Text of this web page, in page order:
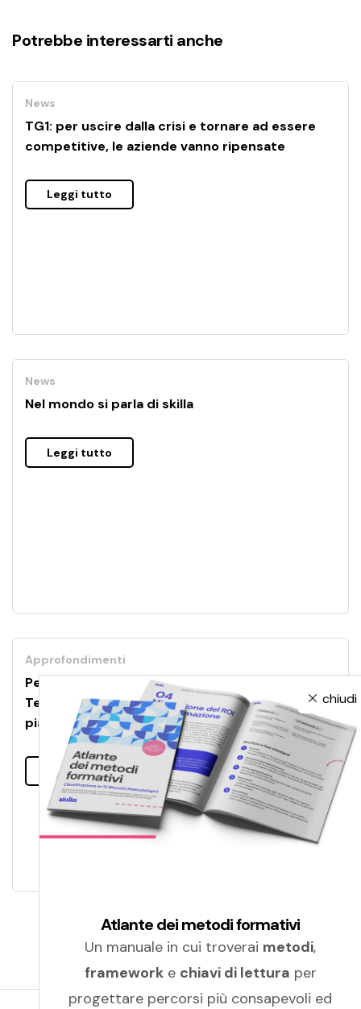
Potrebbe interessarti anche
News
TG1: per uscire dalla crisi e tornare ad essere
competitive, le aziende vanno ripensate
Leggi tutto
News
Nel mondo si parla di skilla
Leggi tutto
Approfondimenti
Performance management, l’esperienza
Telecom: come comunicare positivamente i
piani di valutazione e sviluppo?
Leggi tutto
chiudi
Atlante dei metodi formativi
Un manuale in cui troverai metodi,
frameworke chiavi di lettura per
progettare percorsi più consapevoli ed